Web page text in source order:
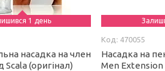
1 день
насадка на член
Scala (оригінал)
470055
Насадка на
Men Extension